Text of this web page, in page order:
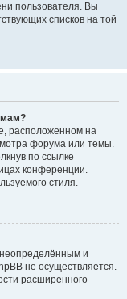
пользователя. Вы
списков на той
расположенном на
форума или темы.
по ссылке
конференции.
стиля.
и
не осуществляется.
расширенного